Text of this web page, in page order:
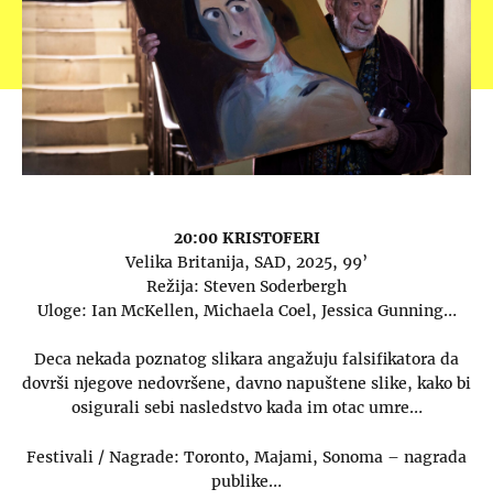
20:00 KRISTOFERI
Velika Britanija, SAD, 2025, 99’
Režija: Steven Soderbergh
Uloge: Ian McKellen, Michaela Coel, Jessica Gunning…
Deca nekada poznatog slikara angažuju falsifikatora da
dovrši njegove nedovršene, davno napuštene slike, kako bi
osigurali sebi nasledstvo kada im otac umre…
Festivali / Nagrade: Toronto, Majami, Sonoma – nagrada
publike…